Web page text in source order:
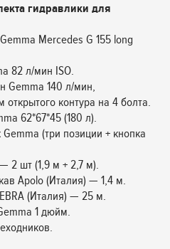
гидравлики для
Mercedes G 155 long
82 л/мин ISO.
Gemma 140 л/мин,
контура на 4 болта.
62*67*45 (180 л).
(три позиции + кнопка
2 шт (1,9 м + 2,7 м).
Apolo (Италия) — 1,4 м.
(Италия) — 25 м.
1 дюйм.